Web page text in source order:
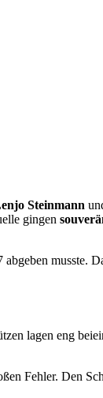
Steinmann
gingen
musste.
lagen eng
Fehler. Den